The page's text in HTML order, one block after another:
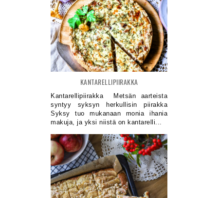
KANTARELLIPIIRAKKA
Kantarellipiirakka Metsän aarteista
syntyy syksyn herkullisin piirakka
Syksy tuo mukanaan monia ihania
makuja, ja yksi niistä on kantarelli...